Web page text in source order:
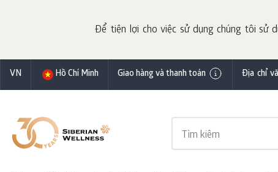
Để tiện lợi cho việc sử dụng chúng tôi sử
VN Hồ Chí Minh Giao hàng và thanh toán Địa chỉ